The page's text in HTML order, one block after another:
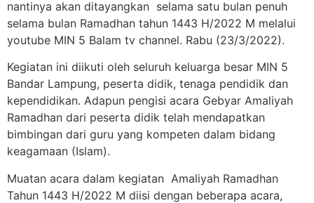
nantinya akan ditayangkan selama satu bulan penuh
selama bulan Ramadhan tahun 1443 H/2022 M melalui
youtube MIN 5 Balam tv channel. Rabu (23/3/2022).
Kegiatan ini diikuti oleh seluruh keluarga besar MIN 5
Bandar Lampung, peserta didik, tenaga pendidik dan
kependidikan. Adapun pengisi acara Gebyar Amaliyah
Ramadhan dari peserta didik telah mendapatkan
bimbingan dari guru yang kompeten dalam bidang
keagamaan (Islam).
Muatan acara dalam kegiatan Amaliyah Ramadhan
Tahun 1443 H/2022 M diisi dengan beberapa acara,